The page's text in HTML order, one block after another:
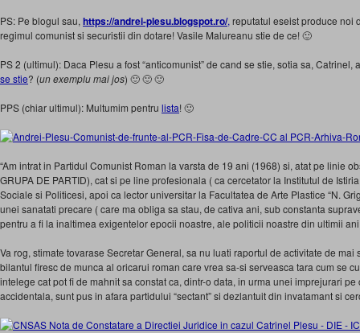
PS: Pe blogul sau, https://andrei-plesu.blogspot.ro/, reputatul eseist produce noi
regimul comunist si securistii din dotare! Vasile Malureanu stie de ce! 🙂
PS 2 (ultimul): Daca Plesu a fost “anticomunist” de cand se stie, sotia sa, Catrinel,
se stie? (un exemplu mai jos) 🙂 🙂 🙂
PPS (chiar ultimul): Multumim pentru lista! 🙂
“Am intrat in Partidul Comunist Roman la varsta de 19 ani (1968) si, atat pe linie
GRUPA DE PARTID), cat si pe line profesionala ( ca cercetator la Institutul de
Sociale si Politicesi, apoi ca lector universitar la Facultatea de Arte Plastice “N.
unei sanatati precare ( care ma obliga sa stau, de cativa ani, sub constanta
pentru a fi la inaltimea exigentelor epocii noastre, ale politicii noastre din ultimii
Va rog, stimate tovarase Secretar General, sa nu luati raportul de activitate de
bilantul firesc de munca al oricarui roman care vrea sa-si serveasca tara cum se
intelege cat pot fi de mahnit sa constat ca, dintr-o data, in urma unei imprejurari
accidentala, sunt pus in afara partidului “sectant” si dezlantuit din invatamant si